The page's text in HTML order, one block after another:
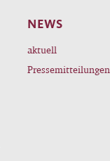
NEWS
aktuell
Pressemitteilungen